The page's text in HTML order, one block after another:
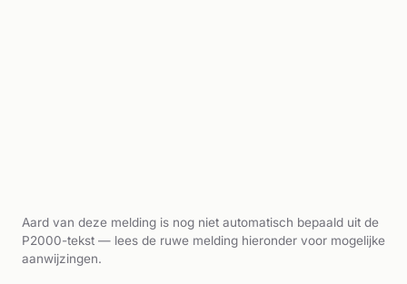
Aard van deze melding is nog niet automatisch bepaald uit de
P2000-tekst — lees de ruwe melding hieronder voor mogelijke
aanwijzingen.